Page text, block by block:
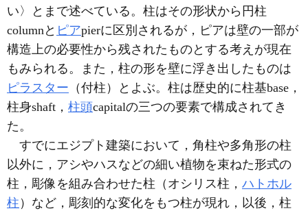
い〉とまで述べている。柱はその形状から円柱
columnと ピアpierに区別されるが，ピアは壁の一部が
構造上の必要性から残されたものとする考えが現在
もみられる。また，柱の形を壁に浮き出したものは
ピラスター （付柱）とよぶ。柱は歴史的に柱基base，
柱身shaft， 柱頭capitalの三つの要素で構成されてき
た。
すでにエジプト建築において，角柱や多角形の柱
以外に，アシやハスなどの細い植物を束ねた形式の
柱，彫像を組み合わせた柱（オシリス柱， ハトホル
柱 ）など，彫刻的な変化をもつ柱が現れ，以後，柱